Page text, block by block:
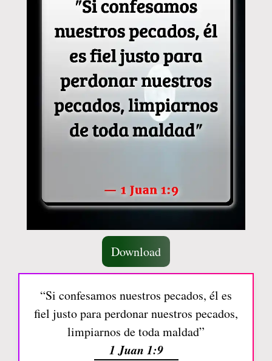
Download
“Si confesamos nuestros pecados, él es
fiel justo para perdonar nuestros pecados,
limpiarnos de toda maldad”
1 Juan 1:9